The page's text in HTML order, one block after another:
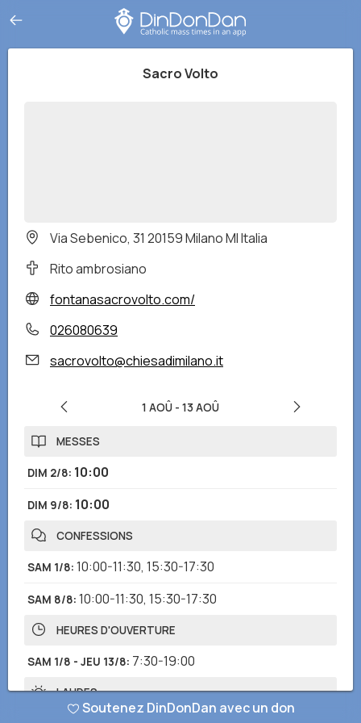
Sacro Volto
Via Sebenico, 31 20159 Milano MI Italia
Rito ambrosiano
fontanasacrovolto.com/
026080639
sacrovolto@chiesadimilano.it
1 AOÛ - 13 AOÛ
MESSES
DIM 2/8: 10:00
DIM 9/8: 10:00
CONFESSIONS
SAM 1/8: 10:00-11:30, 15:30-17:30
SAM 8/8: 10:00-11:30, 15:30-17:30
HEURES D'OUVERTURE
SAM 1/8 - JEU 13/8: 7:30-19:00
LAUDES
Soutenez DinDonDan avec un don